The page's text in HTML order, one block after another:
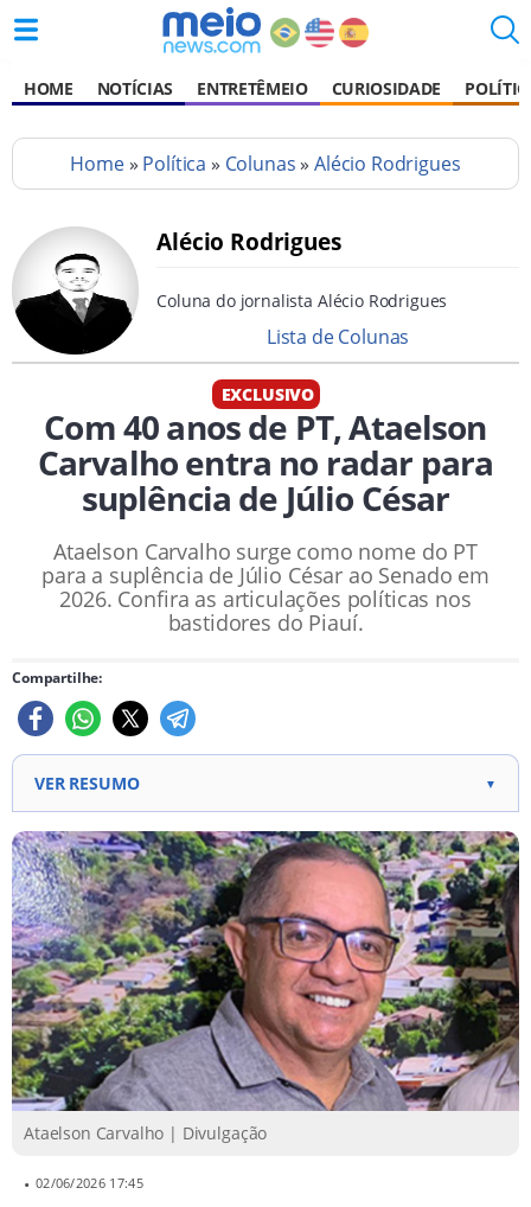
HOME NOTÍCIAS ENTRETÊMEIO CURIOSIDADE
Home» Política » Colunas»Alécio Rodrigues
Alécio Rodrigues
Coluna do jornalista Alécio Rodrigues
Lista de Colunas
EXCLUSIVO
Com 40 anos de PT, Ataelson
Carvalho entra no radar para
suplência de Júlio César
Ataelson Carvalho surge como nome do PT
para a suplência de Júlio César ao Senado em
2026. Confira as articulações políticas nos
bastidores do Piauí.
Compartilhe:
VER RESUMO ▼
Ataelson Carvalho ganha força como opção para
Senado em 2026.
Filiado ao PT há mais de 40 anos, Ataelson tem
experiência em cargos de gestão pública.
Ele já presidiu o Diretório Municipal do partido e
ocupou funções estratégicas em governos.
A movimentação ocorre em meio às discussões
internas sobre indicações para a chapa de Júlio César.
Ataelson Carvalho | Divulgação
• 02/06/2026 17:45